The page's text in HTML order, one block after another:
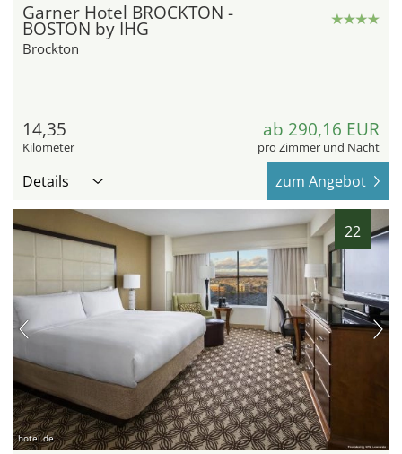
Garner Hotel BROCKTON -
BOSTON by IHG
Brockton
14,35
Kilometer
ab 290,16 EUR
pro Zimmer und Nacht
Details zum Angebot
22
hotel.de